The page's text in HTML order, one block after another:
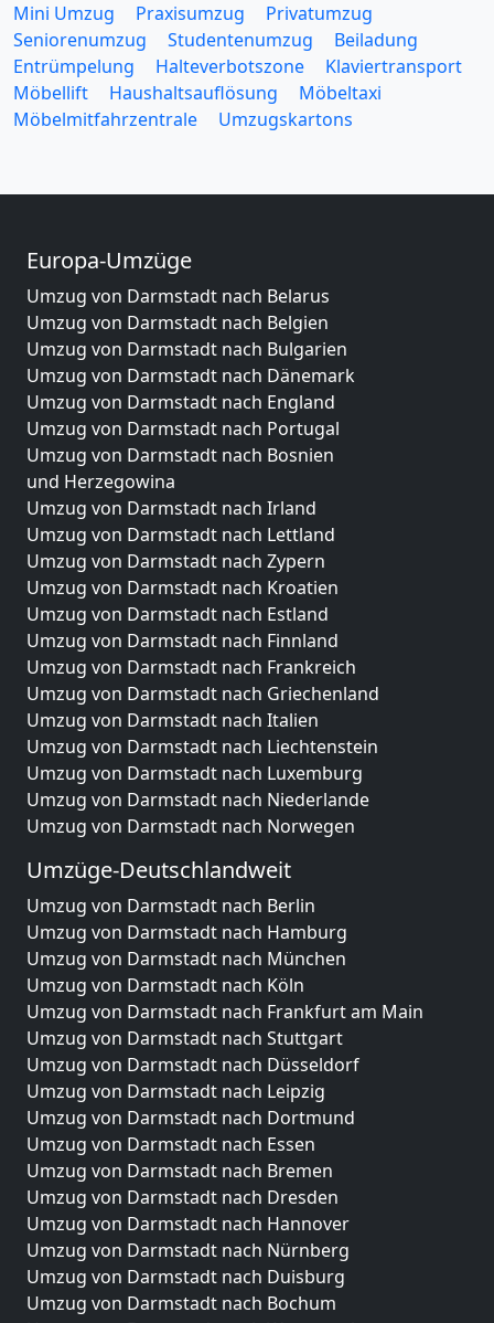
Mini Umzug
Praxisumzug
Privatumzug
Seniorenumzug
Studentenumzug
Beiladung
Entrümpelung
Halteverbotszone
Klaviertransport
Möbellift
Haushaltsauflösung
Möbeltaxi
Möbelmitfahrzentrale
Umzugskartons
Europa-Umzüge
Umzug von Darmstadt nach Belarus
Umzug von Darmstadt nach Belgien
Umzug von Darmstadt nach Bulgarien
Umzug von Darmstadt nach Dänemark
Umzug von Darmstadt nach England
Umzug von Darmstadt nach Portugal
Umzug von Darmstadt nach Bosnien
und Herzegowina
Umzug von Darmstadt nach Irland
Umzug von Darmstadt nach Lettland
Umzug von Darmstadt nach Zypern
Umzug von Darmstadt nach Kroatien
Umzug von Darmstadt nach Estland
Umzug von Darmstadt nach Finnland
Umzug von Darmstadt nach Frankreich
Umzug von Darmstadt nach Griechenland
Umzug von Darmstadt nach Italien
Umzug von Darmstadt nach Liechtenstein
Umzug von Darmstadt nach Luxemburg
Umzug von Darmstadt nach Niederlande
Umzug von Darmstadt nach Norwegen
Umzüge-Deutschlandweit
Umzug von Darmstadt nach Berlin
Umzug von Darmstadt nach Hamburg
Umzug von Darmstadt nach München
Umzug von Darmstadt nach Köln
Umzug von Darmstadt nach Frankfurt am Main
Umzug von Darmstadt nach Stuttgart
Umzug von Darmstadt nach Düsseldorf
Umzug von Darmstadt nach Leipzig
Umzug von Darmstadt nach Dortmund
Umzug von Darmstadt nach Essen
Umzug von Darmstadt nach Bremen
Umzug von Darmstadt nach Dresden
Umzug von Darmstadt nach Hannover
Umzug von Darmstadt nach Nürnberg
Umzug von Darmstadt nach Duisburg
Umzug von Darmstadt nach Bochum